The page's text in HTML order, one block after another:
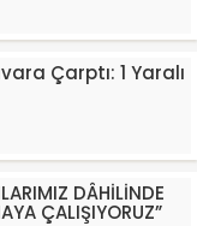
Çarptı: 1 Yaralı
DÂHİLİNDE
ÇALIŞIYORUZ”